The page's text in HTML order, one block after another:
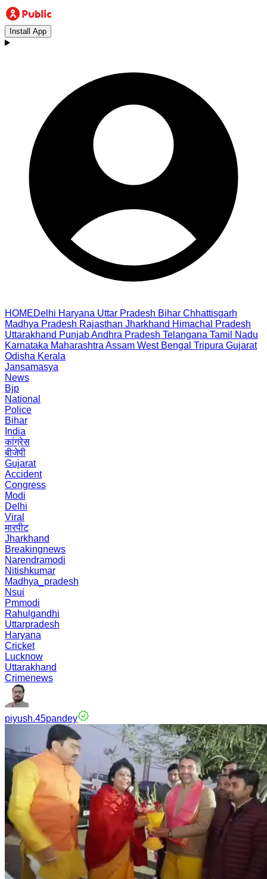
Install App
HOMEDelhi Haryana Uttar Pradesh Bihar Chhattisgarh
Madhya Pradesh Rajasthan Jharkhand Himachal Pradesh
Uttarakhand PunjabAndhra Pradesh Telangana Tamil Nadu
Karnataka Maharashtra Assam West Bengal Tripura Gujarat
Odisha Kerala
Jansamasya
News
Bjp
National
Police
Bihar
India
कांग्रेस
बीजेपी
Gujarat
Accident
Congress
Modi
Delhi
Viral
मारपीट
Jharkhand
Breakingnews
Narendramodi
Nitishkumar
Madhya_pradesh
Nsui
Pmmodi
Rahulgandhi
Uttarpradesh
Haryana
Cricket
Lucknow
Uttarakhand
Crimenews
piyush.45pandey